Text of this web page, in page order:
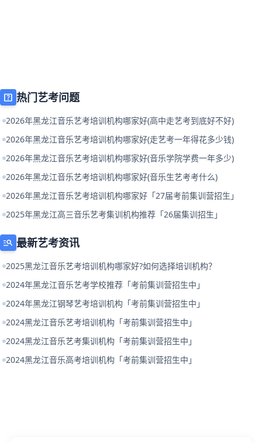
help_center 热门艺考问题
2026年黑龙江音乐艺考培训机构哪家好(高中走艺考到底好不好)
2026年黑龙江音乐艺考培训机构哪家好(走艺考一年得花多少钱)
2026年黑龙江音乐艺考培训机构哪家好(音乐学院学费一年多少)
2026年黑龙江音乐艺考培训机构哪家好(音乐生艺考考什么)
2026年黑龙江音乐艺考培训机构哪家好「27届考前集训营招生」
2025年黑龙江高三音乐艺考集训机构推荐「26届集训招生」
manage_search 最新艺考资讯
2025黑龙江音乐艺考培训机构哪家好?如何选择培训机构？
2024年黑龙江音乐艺考学校推荐「考前集训营招生中」
2024年黑龙江钢琴艺考培训机构「考前集训营招生中」
2024黑龙江音乐艺考培训机构「考前集训营招生中」
2024黑龙江音乐艺考集训机构「考前集训营招生中」
2024黑龙江音乐高考培训机构「考前集训营招生中」